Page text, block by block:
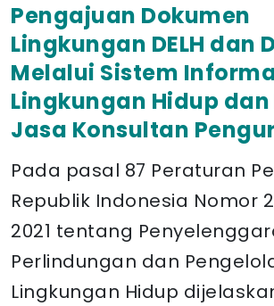
Pengajuan Dokumen
Lingkungan DELH dan
Melalui Sistem
Lingkungan Hidup dan
Jasa Konsultan
Pada pasal 87 Peraturan
Republik Indonesia Nomor
2021 tentang
Perlindungan dan
Lingkungan Hidup